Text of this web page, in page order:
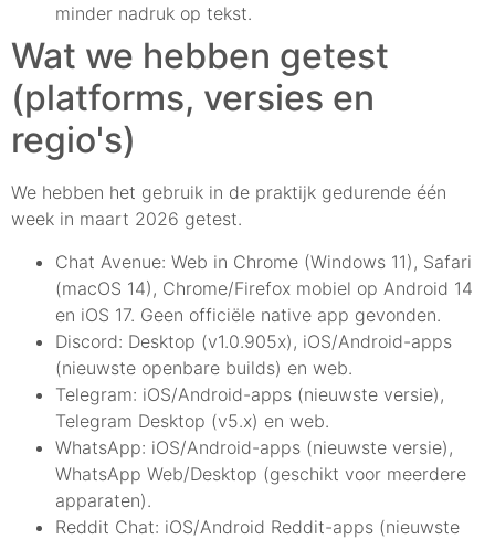
minder nadruk op tekst.
Wat we hebben getest
(platforms, versies en
regio's)
We hebben het gebruik in de praktijk gedurende één
week in maart 2026 getest.
Chat Avenue: Web in Chrome (Windows 11), Safari
(macOS 14), Chrome/Firefox mobiel op Android 14
en iOS 17. Geen officiële native app gevonden.
Discord: Desktop (v1.0.905x), iOS/Android-apps
(nieuwste openbare builds) en web.
Telegram: iOS/Android-apps (nieuwste versie),
Telegram Desktop (v5.x) en web.
WhatsApp: iOS/Android-apps (nieuwste versie),
WhatsApp Web/Desktop (geschikt voor meerdere
apparaten).
Reddit Chat: iOS/Android Reddit-apps (nieuwste